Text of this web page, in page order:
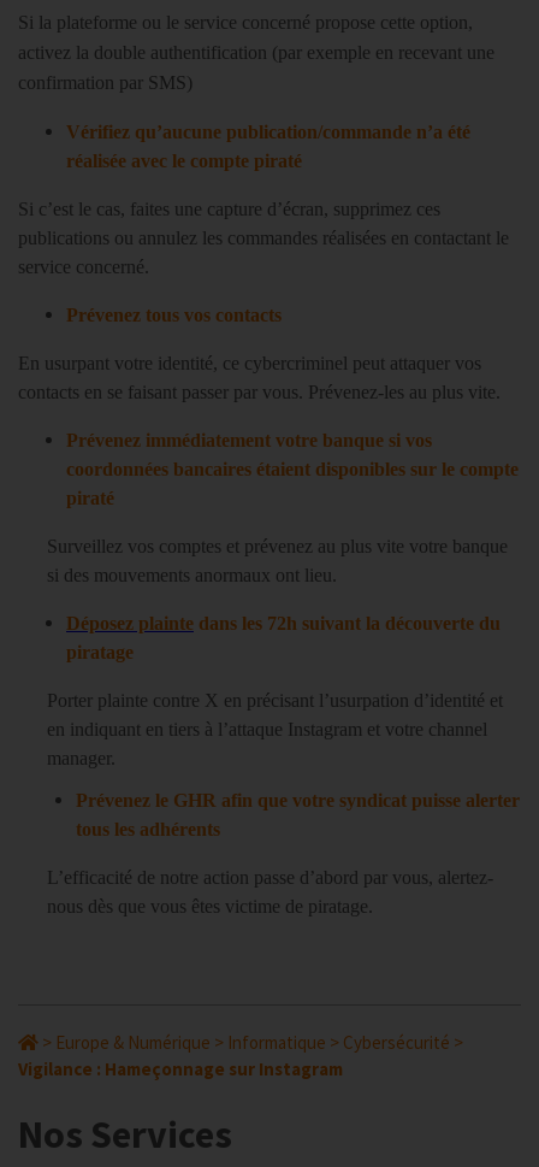
Si la plateforme ou le service concerné propose cette option,
activez la double authentification (par exemple en recevant une
confirmation par SMS)
Vérifiez qu’aucune publication/commande n’a été
réalisée avec le compte piraté
Si c’est le cas, faites une capture d’écran, supprimez ces
publications ou annulez les commandes réalisées en contactant le
service concerné.
Prévenez tous vos contacts
En usurpant votre identité, ce cybercriminel peut attaquer vos
contacts en se faisant passer par vous. Prévenez-les au plus vite.
Prévenez immédiatement votre banque si vos
coordonnées bancaires étaient disponibles sur le compte
piraté
Surveillez vos comptes et prévenez au plus vite votre banque
si des mouvements anormaux ont lieu.
Déposez plainte dans les 72h suivant la découverte du
piratage
Porter plainte contre X en précisant l’usurpation d’identité et
en indiquant en tiers à l’attaque Instagram et votre channel
manager.
Prévenez le GHR afin que votre syndicat puisse alerter
tous les adhérents
L’efficacité de notre action passe d’abord par vous, alertez-
nous dès que vous êtes victime de piratage.
> Europe & Numérique > Informatique > Cybersécurité >
Vigilance : Hameçonnage sur Instagram
Nos Services